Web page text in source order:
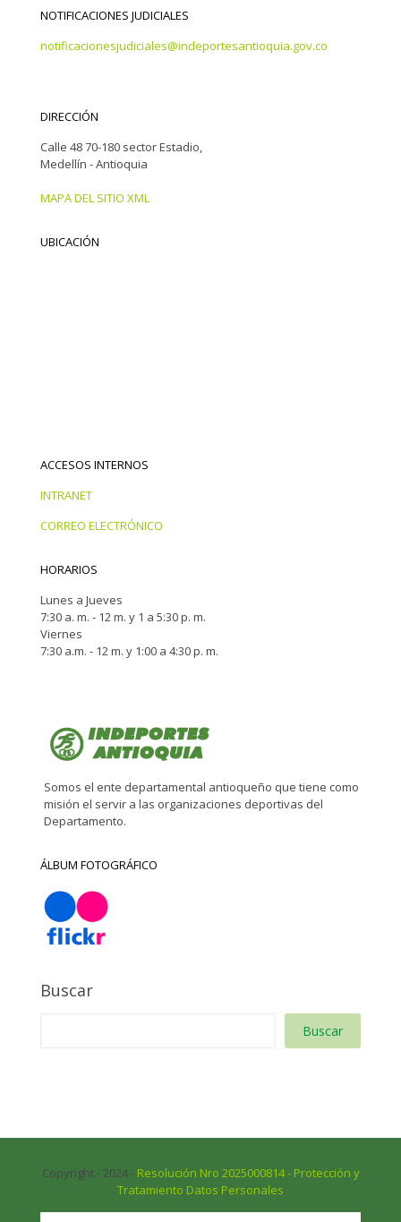
NOTIFICACIONES JUDICIALES
notificacionesjudiciales@indeportesantioquia.gov.co
DIRECCIÓN
Calle 48 70-180 sector Estadio,
Medellín - Antioquia
MAPA DEL SITIO XML
UBICACIÓN
ACCESOS INTERNOS
INTRANET
CORREO ELECTRÓNICO
HORARIOS
Lunes a Jueves
7:30 a. m. - 12 m. y 1 a 5:30 p. m.
Viernes
7:30 a.m. - 12 m. y 1:00 a 4:30 p. m.
Somos el ente departamental antioqueño que tiene como
misión el servir a las organizaciones deportivas del
Departamento.
ÁLBUM FOTOGRÁFICO
Buscar
Buscar
Copyright - 2024 - Resolución Nro 2025000814 - Protección y
Tratamiento Datos Personales